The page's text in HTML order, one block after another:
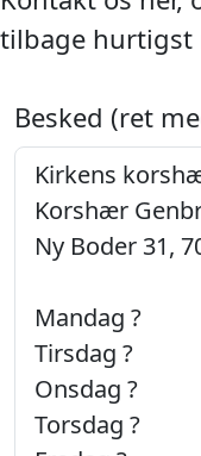
tilbage hurtigst
Besked (ret